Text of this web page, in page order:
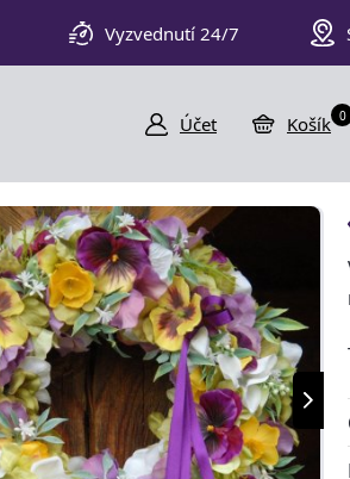
Vyzvednutí 24/7
Účet Košík 0